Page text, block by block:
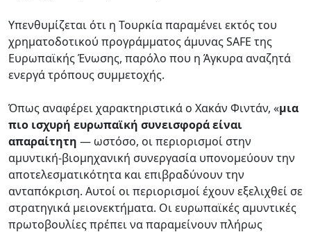
Υπενθυμίζεται ότι η Τουρκία παραμένει εκτός του
χρηματοδοτικού προγράμματος άμυνας SAFE της
Ευρωπαϊκής Ένωσης, παρόλο που η Άγκυρα αναζητά
ενεργά τρόπους συμμετοχής.
Όπως αναφέρει χαρακτηριστικά ο Χακάν Φιντάν, «μια
πιο ισχυρή ευρωπαϊκή συνεισφορά είναι
απαραίτητη — ωστόσο, οι περιορισμοί στην
αμυντική-βιομηχανική συνεργασία υπονομεύουν την
αποτελεσματικότητα και επιβραδύνουν την
ανταπόκριση. Αυτοί οι περιορισμοί έχουν εξελιχθεί σε
στρατηγικά μειονεκτήματα. Οι ευρωπαϊκές αμυντικές
πρωτοβουλίες πρέπει να παραμείνουν πλήρως